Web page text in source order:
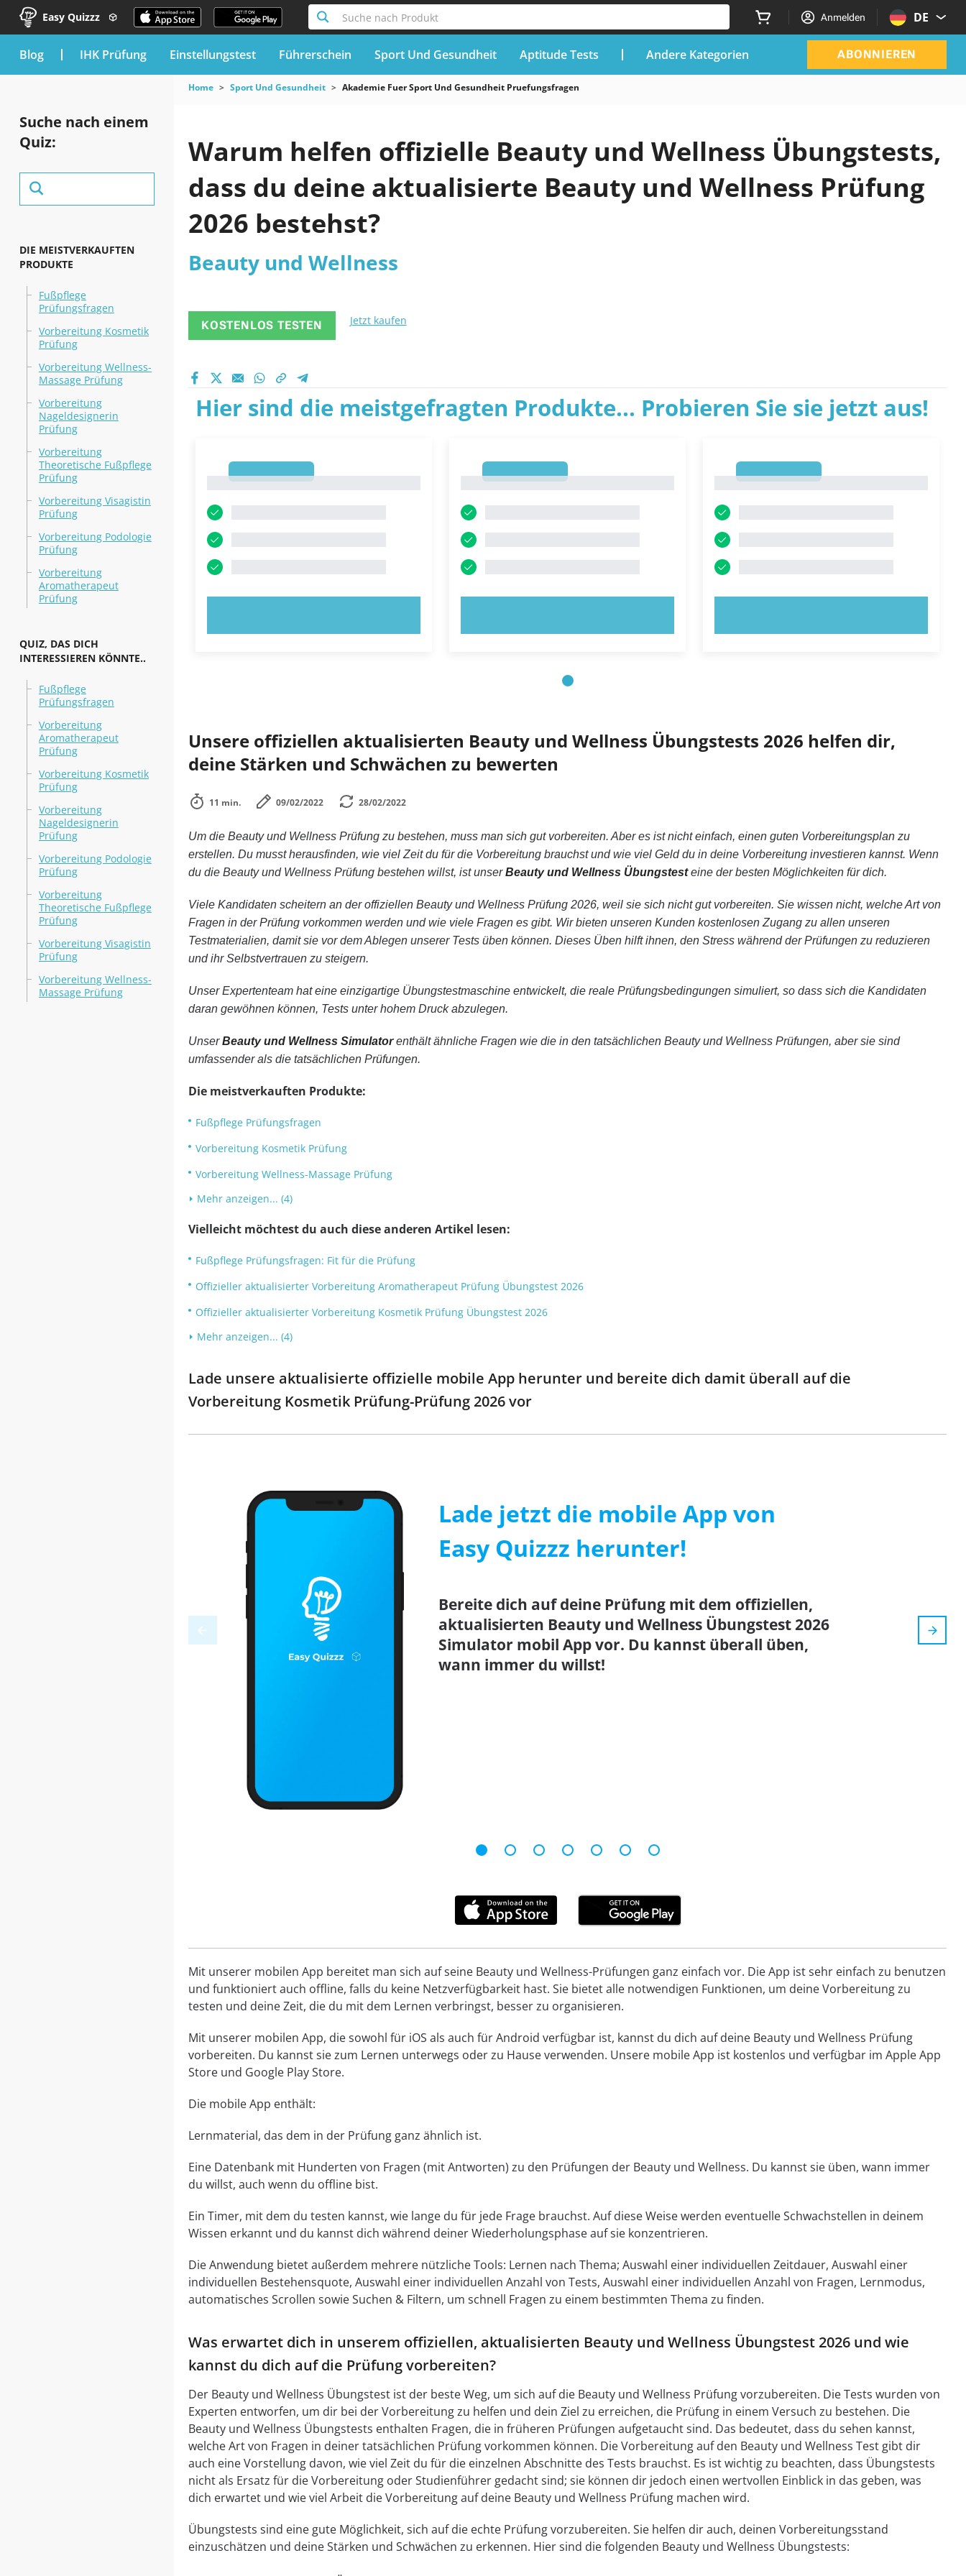
Easy Quizzz Suche nach Produkt Anmelden DE
blog IHK Prüfung Einstellungstest Führerschein Sport Und Gesundheit Aptitude Tests Andere Kategorien ABONNIEREN
Suche nach einem
Quiz:
DIE MEISTVERKAUFTEN
PRODUKTE
Fußpflege
Prüfungsfragen
Vorbereitung Kosmetik
Prüfung
Vorbereitung Wellness-
Massage Prüfung
Vorbereitung
Nageldesignerin
Prüfung
Vorbereitung
Theoretische Fußpflege
Prüfung
Vorbereitung Visagistin
Prüfung
Vorbereitung Podologie
Prüfung
Vorbereitung
Aromatherapeut
Prüfung
QUIZ, DAS DICH
INTERESSIEREN KÖNNTE..
Fußpflege
Prüfungsfragen
Vorbereitung
Aromatherapeut
Prüfung
Vorbereitung Kosmetik
Prüfung
Vorbereitung
Nageldesignerin
Prüfung
Vorbereitung Podologie
Prüfung
Vorbereitung
Theoretische Fußpflege
Prüfung
Vorbereitung Visagistin
Prüfung
Vorbereitung Wellness-
Massage Prüfung
Home Sport Und Gesundheit Akademie Fuer Sport Und Gesundheit Pruefungsfragen
Warum helfen offizielle Beauty und Wellness Übungstests,
dass du deine aktualisierte Beauty und Wellness Prüfung
2026 bestehst?
Beauty und Wellness
KOSTENLOS TESTEN Jetzt kaufen
Hier sind die meistgefragten Produkte... Probieren Sie sie jetzt aus!
Unsere offiziellen aktualisierten Beauty und Wellness Übungstests 2026 helfen dir,
deine Stärken und Schwächen zu bewerten
11 min. 09/02/2022 28/02/2022
Um die Beauty und Wellness Prüfung zu bestehen, muss man sich gut vorbereiten. Aber es ist nicht einfach, einen guten Vorbereitungsplan zu
erstellen. Du musst herausfinden, wie viel Zeit du für die Vorbereitung brauchst und wie viel Geld du in deine Vorbereitung investieren kannst. Wenn
du die Beauty und Wellness Prüfung bestehen willst, ist unserBeauty und Wellness Übungstesteine der besten Möglichkeiten für dich.
Viele Kandidaten scheitern an der offiziellen Beauty und Wellness Prüfung 2026, weil sie sich nicht gut vorbereiten. Sie wissen nicht, welche Art von
Fragen in der Prüfung vorkommen werden und wie viele Fragen es gibt. Wir bieten unseren Kunden kostenlosen Zugang zu allen unseren
Testmaterialien, damit sie vor dem Ablegen unserer Tests üben können. Dieses Üben hilft ihnen, den Stress während der Prüfungen zu reduzieren
und ihr Selbstvertrauen zu steigern.
Unser Expertenteam hat eine einzigartige Übungstestmaschine entwickelt, die reale Prüfungsbedingungen simuliert, so dass sich die Kandidaten
daran gewöhnen können, Tests unter hohem Druck abzulegen.
UnserBeauty und Wellness Simulatorenthält ähnliche Fragen wie die in den tatsächlichen Beauty und Wellness Prüfungen, aber sie sind
umfassender als die tatsächlichen Prüfungen.
Die meistverkauften Produkte:
Fußpflege Prüfungsfragen
Vorbereitung Kosmetik Prüfung
Vorbereitung Wellness-Massage Prüfung
Mehr anzeigen... (4)
Vielleicht möchtest du auch diese anderen Artikel lesen:
Fußpflege Prüfungsfragen: Fit für die Prüfung
Offizieller aktualisierter Vorbereitung Aromatherapeut Prüfung Übungstest 2026
Offizieller aktualisierter Vorbereitung Kosmetik Prüfung Übungstest 2026
Mehr anzeigen... (4)
Lade unsere aktualisierte offizielle mobile App herunter und bereite dich damit überall auf die
Vorbereitung Kosmetik Prüfung-Prüfung 2026 vor
Lade jetzt die mobile App von
Easy Quizzz herunter!
Bereite dich auf deine Prüfung mit dem offiziellen,
aktualisierten Beauty und Wellness Übungstest 2026
Simulator mobil App vor. Du kannst überall üben,
wann immer du willst!
Mit unserer mobilen App bereitet man sich auf seine Beauty und Wellness-Prüfungen ganz einfach vor. Die App ist sehr einfach zu benutzen
und funktioniert auch offline, falls du keine Netzverfügbarkeit hast. Sie bietet alle notwendigen Funktionen, um deine Vorbereitung zu
testen und deine Zeit, die du mit dem Lernen verbringst, besser zu organisieren.
Mit unserer mobilen App, die sowohl für iOS als auch für Android verfügbar ist, kannst du dich auf deine Beauty und Wellness Prüfung
vorbereiten. Du kannst sie zum Lernen unterwegs oder zu Hause verwenden. Unsere mobile App ist kostenlos und verfügbar im Apple App
Store und Google Play Store.
Die mobile App enthält:
Lernmaterial, das dem in der Prüfung ganz ähnlich ist.
Eine Datenbank mit Hunderten von Fragen (mit Antworten) zu den Prüfungen der Beauty und Wellness. Du kannst sie üben, wann immer
du willst, auch wenn du offline bist.
Ein Timer, mit dem du testen kannst, wie lange du für jede Frage brauchst. Auf diese Weise werden eventuelle Schwachstellen in deinem
Wissen erkannt und du kannst dich während deiner Wiederholungsphase auf sie konzentrieren.
Die Anwendung bietet außerdem mehrere nützliche Tools: Lernen nach Thema; Auswahl einer individuellen Zeitdauer, Auswahl einer
individuellen Bestehensquote, Auswahl einer individuellen Anzahl von Tests, Auswahl einer individuellen Anzahl von Fragen, Lernmodus,
automatisches Scrollen sowie Suchen & Filtern, um schnell Fragen zu einem bestimmten Thema zu finden.
Was erwartet dich in unserem offiziellen, aktualisierten Beauty und Wellness Übungstest 2026 und wie
kannst du dich auf die Prüfung vorbereiten?
Der Beauty und Wellness Übungstest ist der beste Weg, um sich auf die Beauty und Wellness Prüfung vorzubereiten. Die Tests wurden von
Experten entworfen, um dir bei der Vorbereitung zu helfen und dein Ziel zu erreichen, die Prüfung in einem Versuch zu bestehen. Die
Beauty und Wellness Übungstests enthalten Fragen, die in früheren Prüfungen aufgetaucht sind. Das bedeutet, dass du sehen kannst,
welche Art von Fragen in deiner tatsächlichen Prüfung vorkommen können. Die Vorbereitung auf den Beauty und Wellness Test gibt dir
auch eine Vorstellung davon, wie viel Zeit du für die einzelnen Abschnitte des Tests brauchst. Es ist wichtig zu beachten, dass Übungstests
nicht als Ersatz für die Vorbereitung oder Studienführer gedacht sind; sie können dir jedoch einen wertvollen Einblick in das geben, was
dich erwartet und wie viel Arbeit die Vorbereitung auf deine Beauty und Wellness Prüfung machen wird.
Übungstests sind eine gute Möglichkeit, sich auf die echte Prüfung vorzubereiten. Sie helfen dir auch, deinen Vorbereitungsstand
einzuschätzen und deine Stärken und Schwächen zu erkennen. Hier sind die folgenden Beauty und Wellness Übungstests: